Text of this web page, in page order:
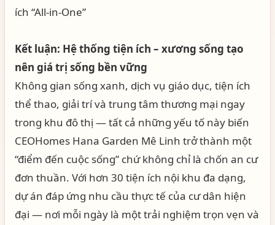
Kết luận: Hệ thống tiện ích – xương sống tạo
nên giá trị sống bền vững
Không gian sống xanh, dịch vụ giáo dục, tiện ích
thể thao, giải trí và trung tâm thương mại ngay
trong khu đô thị — tất cả những yếu tố này biến
CEOHomes Hana Garden Mê Linh trở thành một
“điểm đến cuộc sống” chứ không chỉ là chốn an cư
đơn thuần. Với hơn 30 tiện ích nội khu đa dạng,
dự án đáp ứng nhu cầu thực tế của cư dân hiện
đại — nơi mỗi ngày là một trải nghiệm trọn vẹn và